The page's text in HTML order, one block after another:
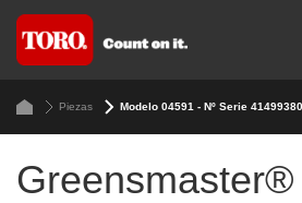
Piezas Modelo 04591 - Nº Serie
Greensmaster®